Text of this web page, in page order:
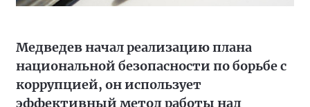
Медведев начал реализацию плана
национальной безопасности по борьбе с
коррупцией, он использует
эффективный метод работы над